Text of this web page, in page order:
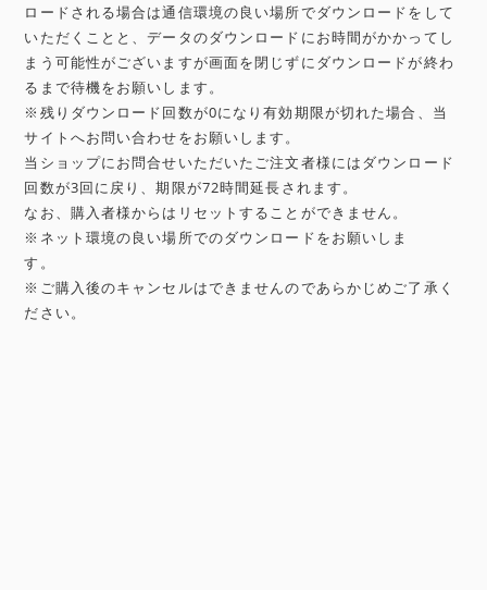
ロードされる場合は通信環境の良い場所でダウンロードをして
いただくことと、データのダウンロードにお時間がかかってし
まう可能性がございますが画面を閉じずにダウンロードが終わ
るまで待機をお願いします。
※残りダウンロード回数が0になり有効期限が切れた場合、当
サイトへお問い合わせをお願いします。
当ショップにお問合せいただいたご注文者様にはダウンロード
回数が3回に戻り、期限が72時間延長されます。
なお、購入者様からはリセットすることができません。
※ネット環境の良い場所でのダウンロードをお願いしま
す。
※ご購入後のキャンセルはできませんのであらかじめご了承く
ださい。